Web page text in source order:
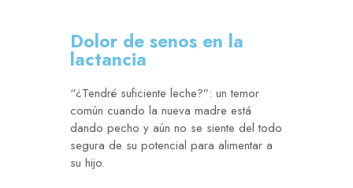
Dolor de senos en la
lactancia
“¿Tendré suficiente leche?”: un temor
común cuando la nueva madre está
dando pecho y aún no se siente del todo
segura de su potencial para alimentar a
su hijo.